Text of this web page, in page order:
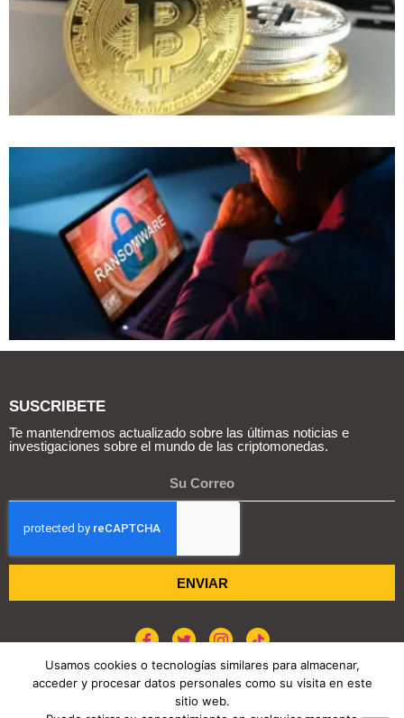
SUSCRIBETE
Te mantendremos actualizado sobre las últimas noticias e
investigaciones sobre el mundo de las criptomonedas.
ENVIAR
POLÍTICA DE COOKIES
Usamos cookies o tecnologías similares para almacenar,
acceder y procesar datos personales como su visita en este
sitio web.